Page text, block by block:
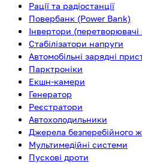
Рації та радіостанції
Повербанк (Power Bank)
Інвертори (перетворювачі
Стабілізатори напруги
Автомобільні зарядні
Парктроніки
Екшн-камери
Генератор
Реєстратори
Автохолодильники
Джерела безперебійного
Мультимедійні системи
Пускові дроти